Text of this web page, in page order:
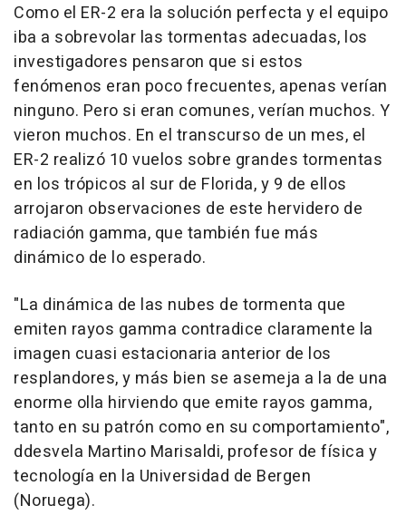
Como el ER-2 era la solución perfecta y el equipo
iba a sobrevolar las tormentas adecuadas, los
investigadores pensaron que si estos
fenómenos eran poco frecuentes, apenas verían
ninguno. Pero si eran comunes, verían muchos. Y
vieron muchos. En el transcurso de un mes, el
ER-2 realizó 10 vuelos sobre grandes tormentas
en los trópicos al sur de Florida, y 9 de ellos
arrojaron observaciones de este hervidero de
radiación gamma, que también fue más
dinámico de lo esperado.
"La dinámica de las nubes de tormenta que
emiten rayos gamma contradice claramente la
imagen cuasi estacionaria anterior de los
resplandores, y más bien se asemeja a la de una
enorme olla hirviendo que emite rayos gamma,
tanto en su patrón como en su comportamiento",
ddesvela Martino Marisaldi, profesor de física y
tecnología en la Universidad de Bergen
(Noruega).